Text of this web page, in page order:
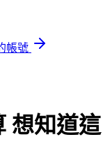
帳號
想知道這